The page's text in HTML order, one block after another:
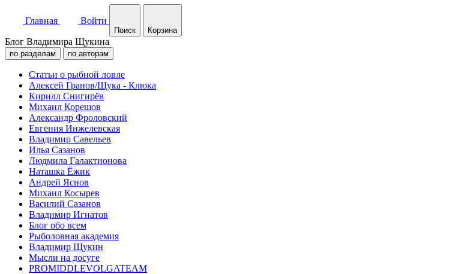
Главная Войти
Поиск Корзина
Блог Владимира Щукина
по разделам по авторам
Статьи о рыбной ловле
Алексей Гранов/Щука - Клюка
Кирилл Снигирёв
Михаил Корешов
Александр Фроловский
Евгения Инжелевская
Владимир Савельев
Илья Сазанов
Людмила Галактионова
Наташка Ёжик
Андрей Яснов
Михаил Косырев
Василий Сазанов
Владимир Игнатов
Блог обо всем
Рыболовная академия
Владимир Щукин
Мысли на досуге
PROMIDDLEVOLGATEAM